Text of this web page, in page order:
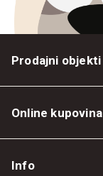
Prodajni objekti
Online kupovina
Info